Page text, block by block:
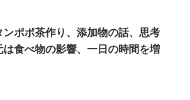
ポポ茶作り、添加物の話、思考
食べ物の影響、一日の時間を増